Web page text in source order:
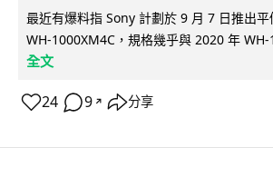
最近有爆料指 Sony 計劃於 9 月 7 日推出
WH-1000XM4C，規格幾乎與 2020 年
全文
24 9 ↗ 分享